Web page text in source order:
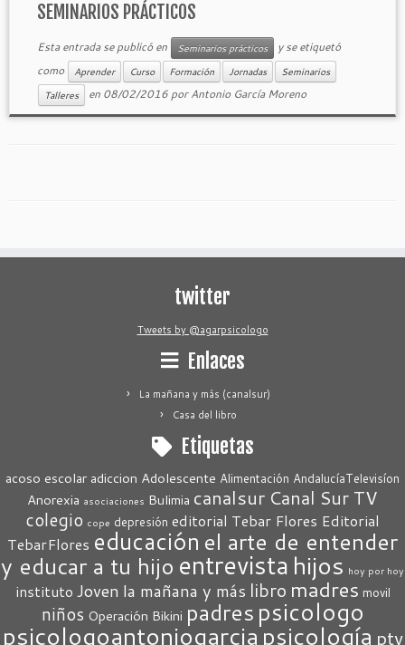
SEMINARIOS PRÁCTICOS
Esta entrada se publicó en Seminarios prácticos
y se etiquetó
como
Aprender Curso Formación Jornadas
Seminarios
Talleres
en 08/02/2016 porAntonio García Moreno
twitter
Tweets by @agarpsicologo
Enlaces
La mañana y más (canalsur)
Casa del libro
Etiquetas
acoso escolar adiccion Adolescente Alimentación AndalucíaTelevisíon
Anorexia asociaciones Bulimia canalsur Canal Sur TV
colegio cope depresión editorial Tebar Flores Editorial
TebarFlores educación el arte de entender
y educar a tu hijo entrevista hijos hoy por hoy
instituto Joven la mañana y más libro madres movil
niños Operación Bikini padres psicologo
psicologoantoniogarcia psicología ptv